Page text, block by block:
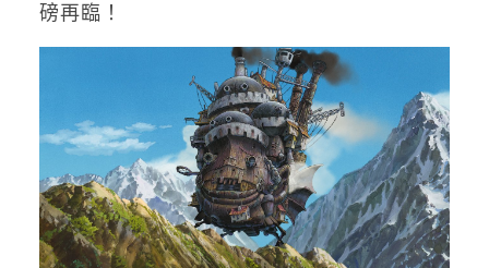
磅再臨！